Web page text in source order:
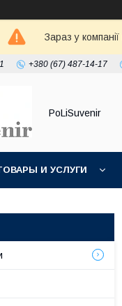
Зараз у
+380 (67) 487-14-17
PoLiSuvenir
И УСЛУГИ